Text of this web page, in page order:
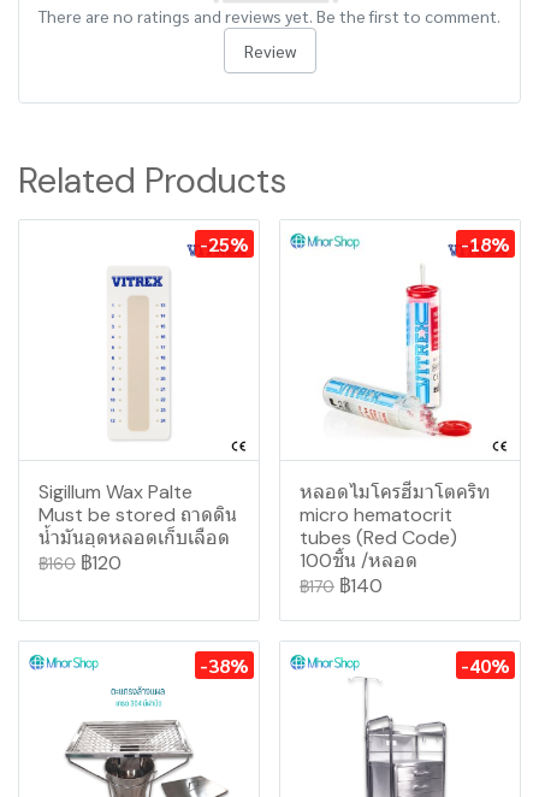
There are no ratings and reviews yet. Be the first to comment.
Review
Related Products
-25%
Sigillum Wax Palte
Must be stored ถาดดิน
น้ำมันอุดหลอดเก็บเลือด
฿160 ฿120
-18%
หลอดไมโครฮีมาโตคริท
micro hematocrit
tubes (Red Code)
100ชิ้น /หลอด
฿170 ฿140
-38% -40%